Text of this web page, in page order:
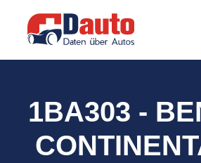
1BA303 -